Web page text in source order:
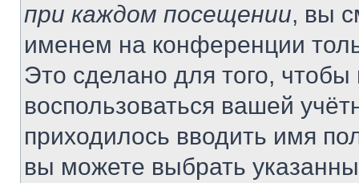
при каждом посещении, вы
именем на конференции
Это сделано для того, чтобы
воспользоваться вашей
приходилось вводить имя
вы можете выбрать